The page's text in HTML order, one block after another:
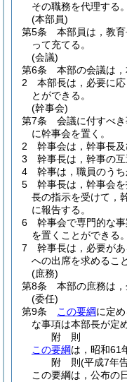
その職務を代理する。
(本部員)
第5条
本部員は，教
って充てる。
(会議)
第6条
本部の会議は
2
本部長は，必要に
とができる。
(幹事会)
第7条
会議に付すべ
に幹事会を置く。
2
幹事会は，幹事長及
3
幹事長は，幹事の互
4
幹事は，職員のうち
5
幹事長は，幹事会
長の指示を受けて，
に報告する。
6
幹事会で専門的な
を置くことができる。
7
幹事長は，必要が
への出席を求めるこ
(庶務)
第8条
本部の庶務は，
(委任)
第9条
この要綱に定
な事項は本部長が定
附 則
この要綱は，昭和61
附 則(平成7年
この要綱は，公布の